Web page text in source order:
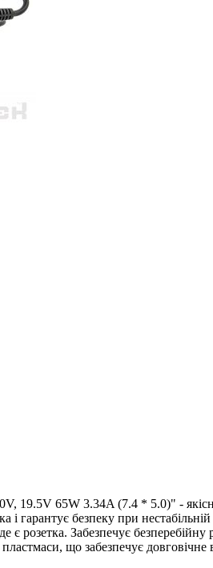
19.5V 65W 3.34A (7.4 * 5.0)" -
і гарантує безпеку при
є розетка. Забезпечує
що забезпечує довговічне